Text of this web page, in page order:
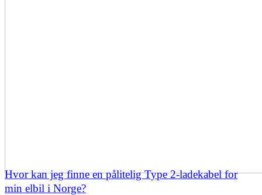
Hvor kan jeg finne en pålitelig Type 2-ladekabel for
min elbil i Norge?